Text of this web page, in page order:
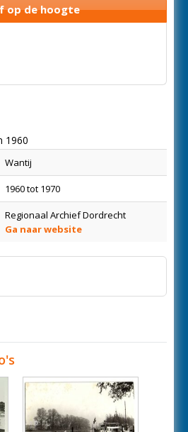
op de hoogte
1960
Wantij
1960 tot 1970
Regionaal Archief Dordrecht
Ga naar website